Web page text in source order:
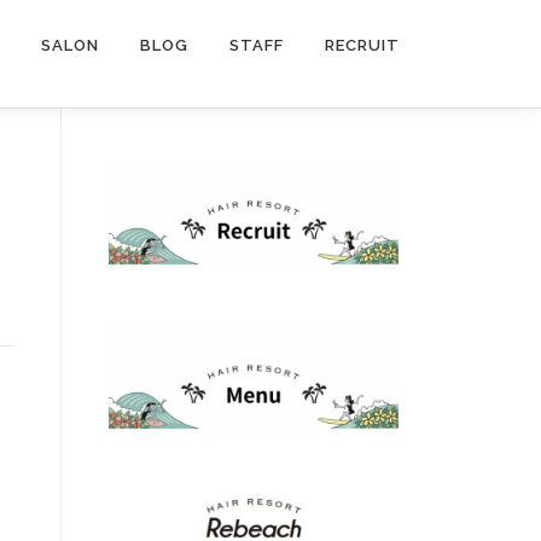
SALON BLOG STAFF RECRUIT